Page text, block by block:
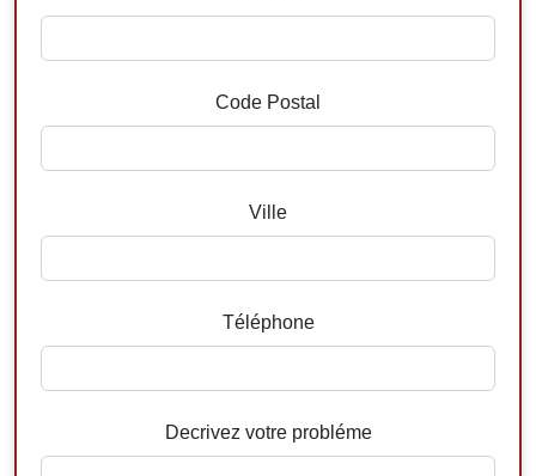
Code Postal
Ville
Téléphone
Decrivez votre probléme